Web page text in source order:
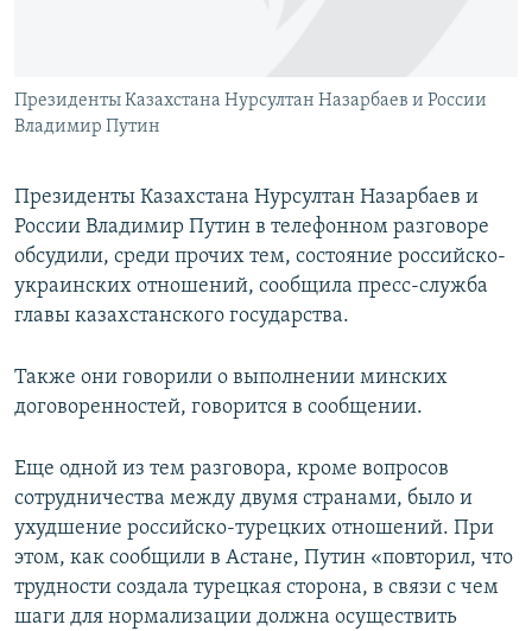
ELIFBE
Президенты Казахстана Нурсултан Назарбаев и России
Владимир Путин
Президенты Казахстана Нурсултан Назарбаев и
России Владимир Путин в телефонном разговоре
обсудили, среди прочих тем, состояние российско-
украинских отношений, сообщила пресс-служба
главы казахстанского государства.
Также они говорили о выполнении минских
договоренностей, говорится в сообщении.
Еще одной из тем разговора, кроме вопросов
сотрудничества между двумя странами, было и
ухудшение российско-турецких отношений. При
этом, как сообщили в Астане, Путин «повторил, что
трудности создала турецкая сторона, в связи с чем
шаги для нормализации должна осуществить